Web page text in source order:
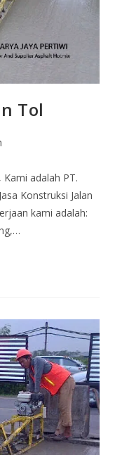
Tol
Kami adalah PT.
Konstruksi Jalan
kami adalah: